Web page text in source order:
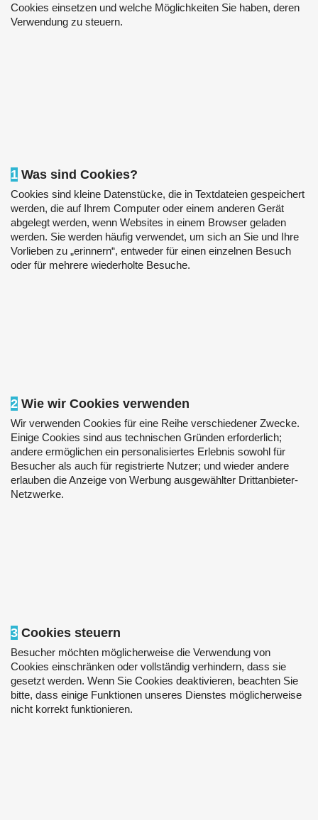
Cookies einsetzen und welche Möglichkeiten Sie haben, deren
Verwendung zu steuern.
1 Was sind Cookies?
Cookies sind kleine Datenstücke, die in Textdateien gespeichert
werden, die auf Ihrem Computer oder einem anderen Gerät
abgelegt werden, wenn Websites in einem Browser geladen
werden. Sie werden häufig verwendet, um sich an Sie und Ihre
Vorlieben zu „erinnern“, entweder für einen einzelnen Besuch
oder für mehrere wiederholte Besuche.
2 Wie wir Cookies verwenden
Wir verwenden Cookies für eine Reihe verschiedener Zwecke.
Einige Cookies sind aus technischen Gründen erforderlich;
andere ermöglichen ein personalisiertes Erlebnis sowohl für
Besucher als auch für registrierte Nutzer; und wieder andere
erlauben die Anzeige von Werbung ausgewählter Drittanbieter-
Netzwerke.
3 Cookies steuern
Besucher möchten möglicherweise die Verwendung von
Cookies einschränken oder vollständig verhindern, dass sie
gesetzt werden. Wenn Sie Cookies deaktivieren, beachten Sie
bitte, dass einige Funktionen unseres Dienstes möglicherweise
nicht korrekt funktionieren.